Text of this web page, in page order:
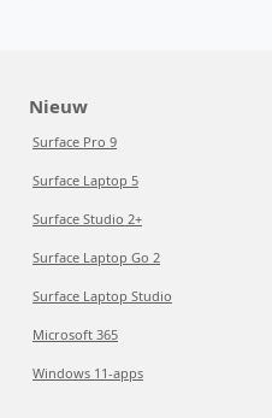
Nieuw
Surface Pro 9
Surface Laptop 5
Surface Studio 2+
Surface Laptop Go 2
Surface Laptop Studio
Microsoft 365
Windows 11-apps